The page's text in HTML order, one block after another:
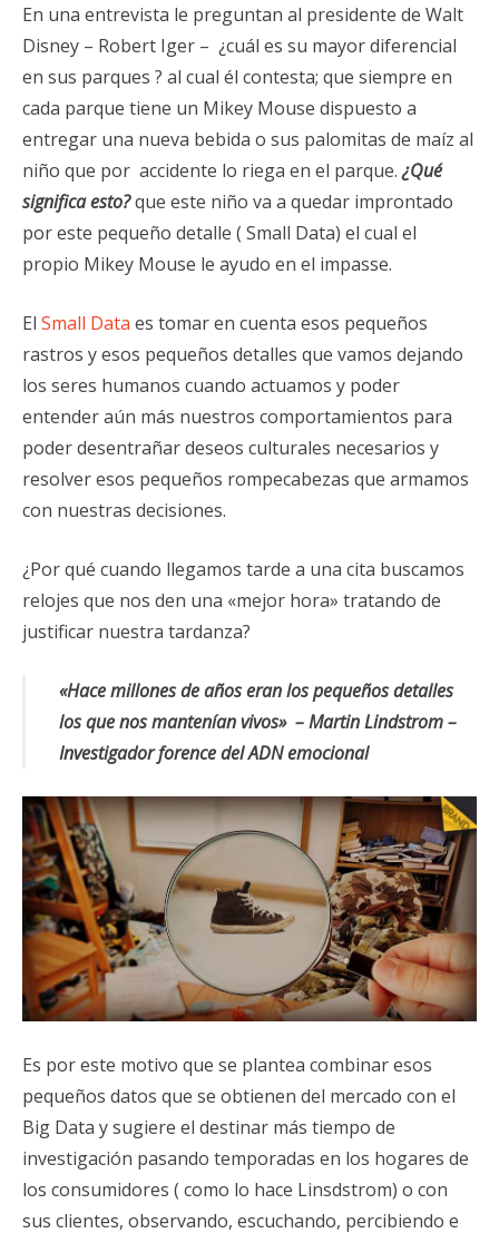
En una entrevista le preguntan al presidente de Walt
Disney – Robert Iger – ¿cuál es su mayor diferencial
en sus parques ? al cual él contesta; que siempre en
cada parque tiene un Mikey Mouse dispuesto a
entregar una nueva bebida o sus palomitas de maíz al
niño que por accidente lo riega en el parque.¿Qué
significa esto?que este niño va a quedar improntado
por este pequeño detalle ( Small Data) el cual el
propio Mikey Mouse le ayudo en el impasse.
El Small Data es tomar en cuenta esos pequeños
rastros y esos pequeños detalles que vamos dejando
los seres humanos cuando actuamos y poder
entender aún más nuestros comportamientos para
poder desentrañar deseos culturales necesarios y
resolver esos pequeños rompecabezas que armamos
con nuestras decisiones.
¿Por qué cuando llegamos tarde a una cita buscamos
relojes que nos den una «mejor hora» tratando de
justificar nuestra tardanza?
«Hace millones de años eran los pequeños detalles
los que nos mantenían vivos» – Martin Lindstrom –
Investigador forence del ADN emocional
Es por este motivo que se plantea combinar esos
pequeños datos que se obtienen del mercado con el
Big Data y sugiere el destinar más tiempo de
investigación pasando temporadas en los hogares de
los consumidores ( como lo hace Linsdstrom) o con
sus clientes, observando, escuchando, percibiendo e